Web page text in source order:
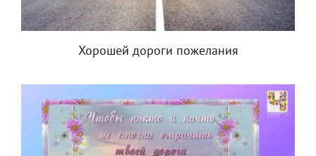
Хорошей дороги пожелания